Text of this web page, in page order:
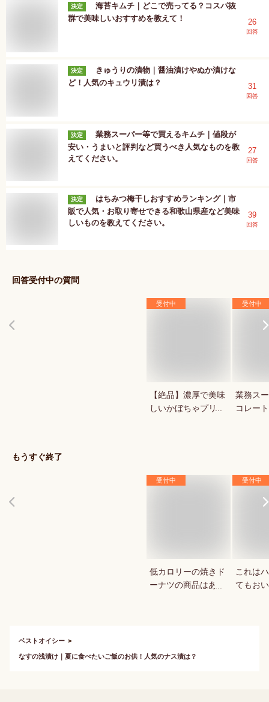
決定
海苔キムチ｜どこで売ってる？コスパ抜
群で美味しいおすすめを教えて！
26
回答
決定
きゅうりの漬物｜醤油漬けやぬか漬けな
ど！人気のキュウリ漬は？
31
回答
決定
業務スーパー等で買えるキムチ｜値段が
安い・うまいと評判など買うべき人気なものを教
えてください。
27
回答
決定
はちみつ梅干しおすすめランキング｜市
販で人気・お取り寄せできる和歌山県産など美味
しいものを教えてください。
39
回答
回答受付中の質問
受付中
【絶品】濃厚で美味
しいかぼちゃプリン
受付中
業務ス
コレー
もうすぐ終了
受付中
低カロリーの焼きド
ーナツの商品はあり
受付中
これは
てもお
ベストオイシー
なすの浅漬け｜夏に食べたいご飯のお供！人気のナス漬は？